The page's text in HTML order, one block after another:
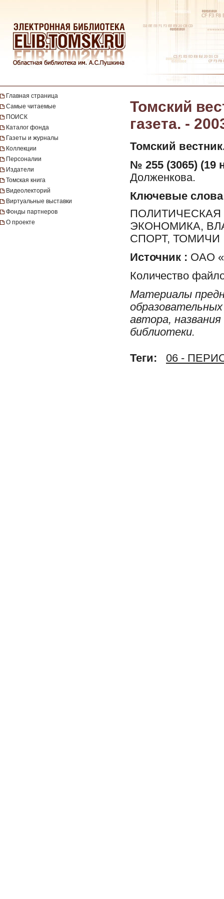
Главная страница
Самые читаемые
ПОИСК
Каталог фонда
Газеты и журналы
Коллекции
Персоналии
Издатели
Томская книга
Видеолекторий
Виртуальные выставки
Фонды партнеров
О проекте
Томский
газета. -
Томский
№ 255 (3065) (19
Долженкова.
Ключевые слова
ЭКОНОМИКА,
СПОРТ, ТОМИЧИ
Источник : ОАО
Количество
Материалы
автора,
библиотеки.
Теги: 06 -